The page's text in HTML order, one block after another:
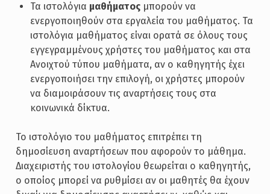
Τα ιστολόγια μαθήματοςμπορούν να
ενεργοποιηθούν στα εργαλεία του μαθήματος. Τα
ιστολόγια μαθήματος είναι ορατά σε όλους τους
εγγεγραμμένους χρήστες του μαθήματος και στα
Ανοιχτού τύπου μαθήματα, αν ο καθηγητής έχει
ενεργοποιήσει την επιλογή, οι χρήστες μπορούν
να διαμοιράσουν τις αναρτήσεις τους στα
κοινωνικά δίκτυα.
Το ιστολόγιο του μαθήματος επιτρέπει τη
δημοσίευση αναρτήσεων που αφορούν το μάθημα.
Διαχειριστής του ιστολογίου θεωρείται ο καθηγητής,
ο οποίος μπορεί να ρυθμίσει αν οι μαθητές θα έχουν